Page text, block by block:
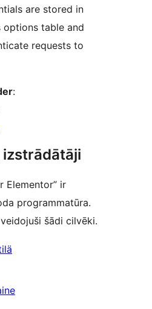
are stored in
options table and
requests to
:
Elementor” ir
programmatūra.
šādi cilvēki.